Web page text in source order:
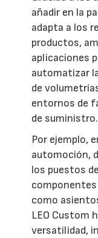
añadir en la
adapta a los
productos,
aplicaciones
automatizar
de
entornos de
de suministro.
Por ejemplo,
automoción,
los puestos
como
LEO Custom
versatilidad,